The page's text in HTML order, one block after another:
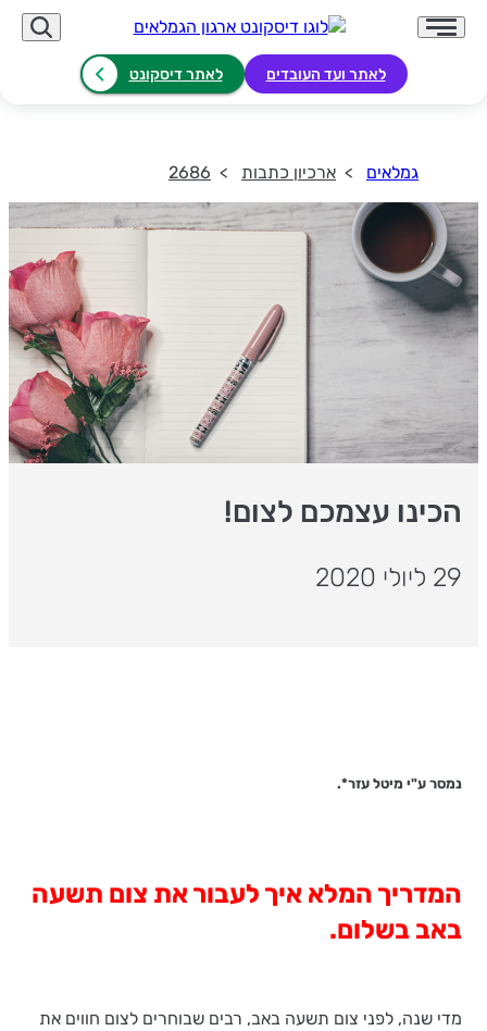
לאתר ועד העובדים לאתר דיסקונט
גמלאים ארכיון כתבות 2686
הכינו עצמכם לצום!
29 ליולי 2020
נמסר ע"י מיטל עזר*.
המדריך המלא איך לעבור את צום תשעה
באב בשלום.
מדי שנה, לפני צום תשעה באב, רבים שבוחרים לצום חווים את